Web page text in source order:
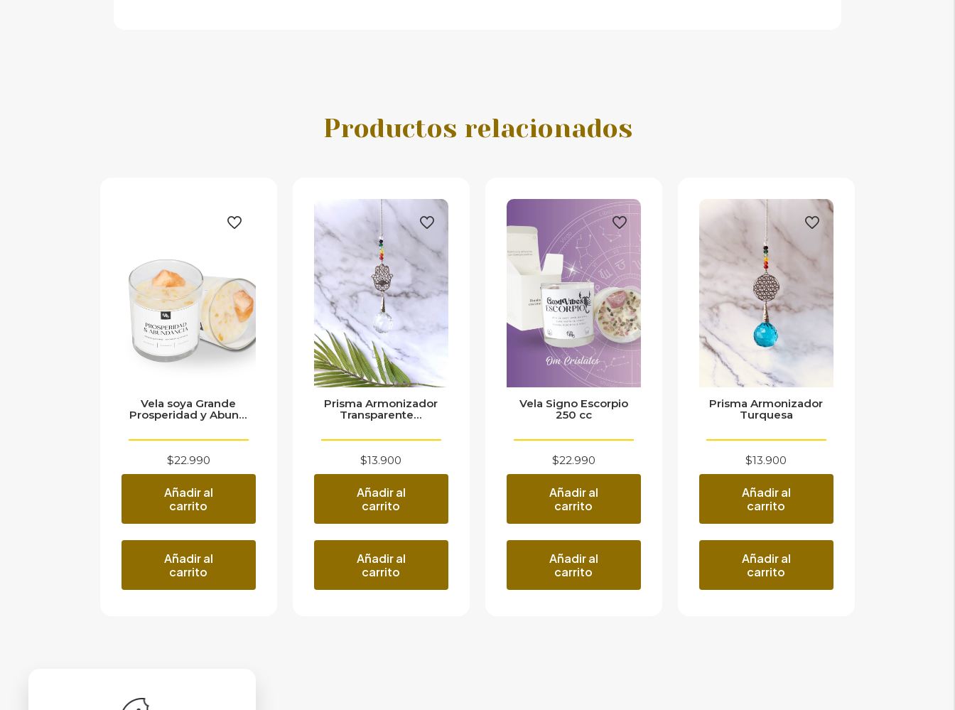
Productos relacionados
Vela soya Grande
Prosperidad y Abun...
$22.990
Añadir al
carrito
Añadir al
carrito
Prisma Armonizador
Transparente...
$13.900
Añadir al
carrito
Añadir al
carrito
Vela Signo Escorpio
250 cc
$22.990
Añadir al
carrito
Añadir al
carrito
Prisma Armonizador
Turquesa
$13.900
Añadir al
carrito
Añadir al
carrito